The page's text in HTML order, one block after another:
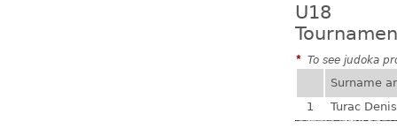
U18
* To see judoka
Surname
1
Turac Denis